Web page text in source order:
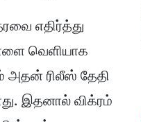
எதிர்த்து
வெளியாக
அதன் ரிலீஸ் தேதி
இதனால் விக்ரம்